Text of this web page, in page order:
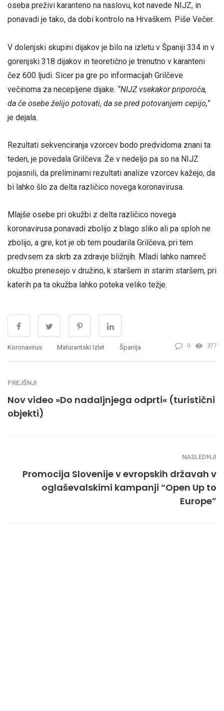
oseba preživi karanteno na naslovu, kot navede NIJZ, in
ponavadi je tako, da dobi kontrolo na Hrvaškem. Piše Večer.
V dolenjski skupini dijakov je bilo na izletu v Španiji 334 in v
gorenjski 318 dijakov in teoretično je trenutno v karanteni
čez 600 ljudi. Sicer pa gre po informacijah Grilčeve
večinoma za necepljene dijake. “NIJZ vsekakor priporoča,
da če osebe želijo potovati, da se pred potovanjem cepijo,”
je dejala.
Rezultati sekvenciranja vzorcev bodo predvidoma znani ta
teden, je povedala Grilčeva. Že v nedeljo pa so na NIJZ
pojasnili, da preliminarni rezultati analize vzorcev kažejo, da
bi lahko šlo za delta različico novega koronavirusa.
Mlajše osebe pri okužbi z delta različico novega
koronavirusa ponavadi zbolijo z blago sliko ali pa sploh ne
zbolijo, a gre, kot je ob tem poudarila Grilčeva, pri tem
predvsem za skrb za zdravje bližnjih. Mladi lahko namreč
okužbo prenesejo v družino, k staršem in starim staršem, pri
katerih pa ta okužba lahko poteka veliko težje.
Koronavirus Maturantski Izlet Španija 0 377
PREJŠNJI
Nov video »Do nadaljnjega odprti« (turistični
objekti)
NASLEDNJI
Promocija Slovenije v evropskih državah v
oglaševalskimi kampanji “Open Up to
Europe”